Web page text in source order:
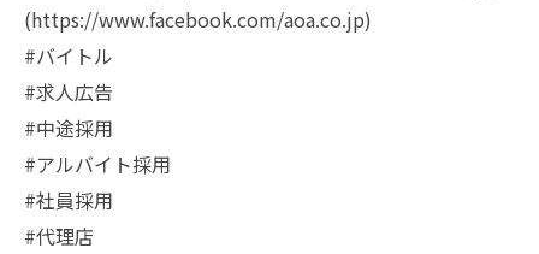
(https://www.facebook.com/aoa.co.jp)
#バイトル
#求人広告
#中途採用
#アルバイト採用
#社員採用
#代理店